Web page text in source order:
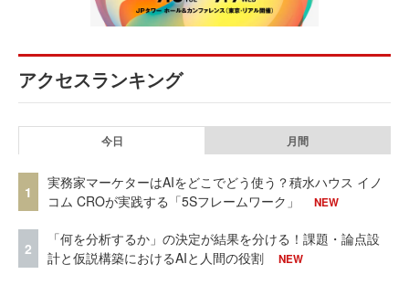
アクセスランキング
今日 月間
1
実務家マーケターはAIをどこでどう使う？積水ハウス イノ
コム CROが実践する「5Sフレームワーク」
NEW
2
「何を分析するか」の決定が結果を分ける！課題・論点設
計と仮説構築におけるAIと人間の役割
NEW